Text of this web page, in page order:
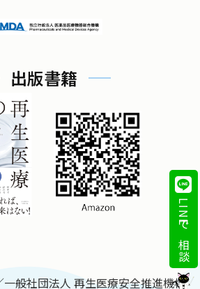
出版書籍
般社団法人 再生医療安全推進機構
LINEで相談